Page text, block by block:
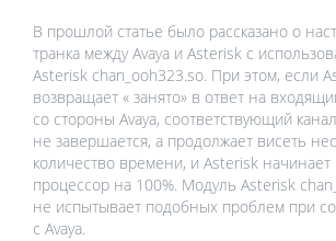
В прошлой статье было рассказано о
транка между Avaya и Asterisk с
Asterisk chan_ooh323.so. При этом, если
возвращает « занято» в ответ на
со стороны Avaya, соответствующий
не завершается, а продолжает висеть
количество времени, и Asterisk начинает
процессор на 100%. Модуль Asterisk
не испытывает подобных проблем при
с Avaya.